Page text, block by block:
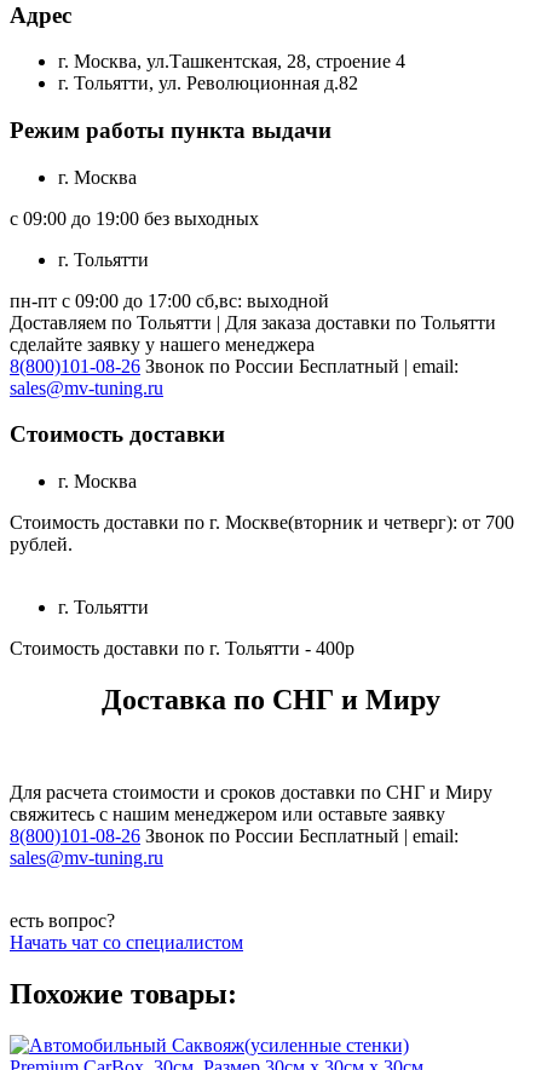
Адрес
г. Москва, ул.Ташкентская, 28, строение 4
г. Тольятти, ул. Революционная д.82
Режим работы пункта выдачи
г. Москва
с 09:00 до 19:00 без выходных
г. Тольятти
пн-пт с 09:00 до 17:00 сб,вс: выходной
Доставляем по Тольятти | Для заказа доставки по Тольятти
сделайте заявку у нашего менеджера
8(800)101-08-26 Звонок по России Бесплатный | email:
sales@mv-tuning.ru
Стоимость доставки
г. Москва
Стоимость доставки по г. Москве(вторник и четверг): от 700
рублей.
г. Тольятти
Стоимость доставки по г. Тольятти - 400р
Доставка по СНГ и Миру
Для расчета стоимости и сроков доставки по СНГ и Миру
свяжитесь с нашим менеджером или оставьте заявку
8(800)101-08-26 Звонок по России Бесплатный | email:
sales@mv-tuning.ru
есть вопрос?
Начать чат со специалистом
Похожие товары: